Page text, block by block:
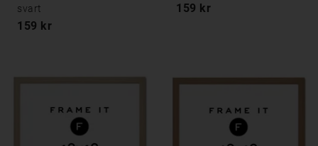
svart
159 kr
159 kr